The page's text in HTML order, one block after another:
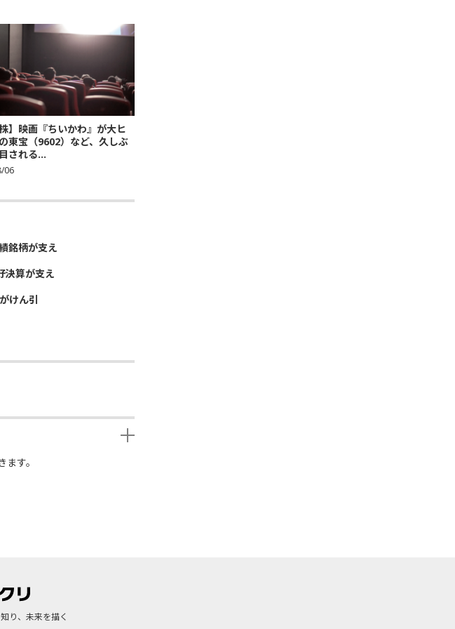
株】映画『ちいかわ』が大ヒ
東宝（9602）など、久しぶ
される...
06
銘柄が支え
決算が支え
けん引
す。
り、未来を描く